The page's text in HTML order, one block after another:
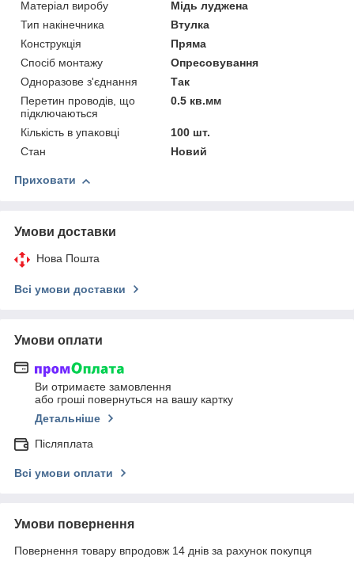
Матеріал виробу
Мідь луджена
Тип накінечника
Втулка
Конструкція
Пряма
Спосіб монтажу
Опресовування
Одноразове з'єднання
Так
Перетин проводів, що
підключаються
0.5 кв.мм
Кількість в упаковці
100 шт.
Стан
Новий
Приховати
Умови доставки
Нова Пошта
Всі умови доставки
Умови оплати
Ви отримаєте замовлення
або гроші повернуться на вашу картку
Детальніше
Післяплата
Всі умови оплати
Умови повернення
Повернення товару впродовж 14 днів за рахунок покупця